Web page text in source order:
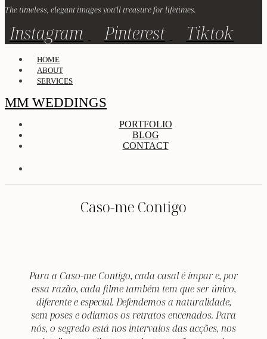
The timeless, elegant images you'll treasure for lifetimes.
Instagram Pinterest Tiktok
HOME
ABOUT
SERVICES
MM WEDDINGS
PORTFOLIO
BLOG
CONTACT
Caso-me Contigo
Para a Caso-me Contigo, cada casal é ímpar e, por
essa razão, cada filme também tem que ser único,
diferente e especial. Defendemos a naturalidade,
sem poses e odiamos os retratos encenados. Para
nós, o segredo está nos intervalos das acções, nos